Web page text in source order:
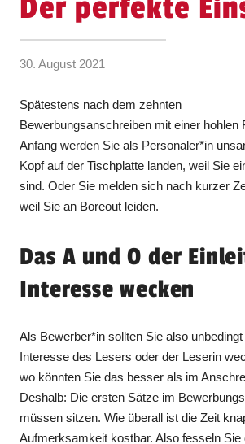
Der perfekte
30. August 2021
Spätestens nach dem zehnten
Bewerbungsanschreiben mit einer hohlen
Anfang werden Sie als Personaler*in
Kopf auf der Tischplatte landen, weil Sie
sind. Oder Sie melden sich nach kurzer
weil Sie an Boreout leiden.
Das A und O der
Interesse wecken
Als Bewerber*in sollten Sie also unbedingt
Interesse des Lesers oder der Leserin
wo könnten Sie das besser als im
Deshalb: Die ersten Sätze im
müssen sitzen. Wie überall ist die Zeit
Aufmerksamkeit kostbar. Also fesseln Sie